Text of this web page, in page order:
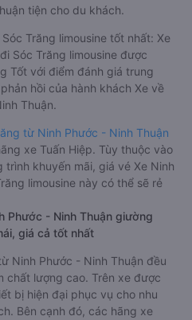
tiện cho du khách.
Trăng limousine tốt nhất: Xe
Sóc Trăng limousine được
Tốt với điểm đánh giá trung
hồi của hành khách Xe về
Thuận.
từ Ninh Phước - Ninh Thuận
xe Tuấn Hiệp. Tùy thuộc vào
khuyến mãi, giá vé Xe Ninh
limousine này có thể sẽ rẻ
Phước - Ninh Thuận giường
giá cả tốt nhất
Ninh Phước - Ninh Thuận đều
chất lượng cao. Trên xe được
bị hiện đại phục vụ cho nhu
Bên cạnh đó, các hãng xe